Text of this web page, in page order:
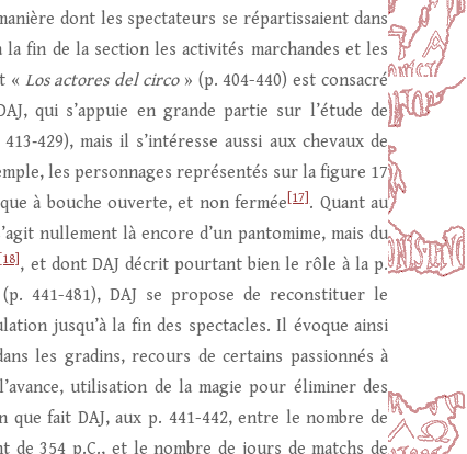
dont les spectateurs se répartissaient dans
la fin de la section les activités marchandes et les
« Los actores del circo» (p. 404-440) est consacré
qui s’appuie en grande partie sur l’étude de
mais il s’intéresse aussi aux chevaux de
les personnages représentés sur la figure 17
à bouche ouverte, et non fermée [17] . Quant au
nullement là encore d’un pantomime, mais du
[18] , et dont DAJ décrit pourtant bien le rôle à la p.
441-481), DAJ se propose de reconstituer le
jusqu’à la fin des spectacles. Il évoque ainsi
les gradins, recours de certains passionnés à
utilisation de la magie pour éliminer des
fait DAJ, aux p. 441-442, entre le nombre de
de 354 p.C., et le nombre de jours de matchs de